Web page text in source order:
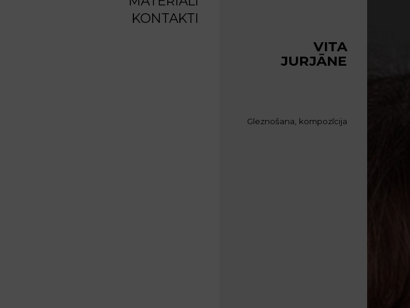
KONTAKTI
VITA
JURJĀNE
Gleznošana, kompozīcija